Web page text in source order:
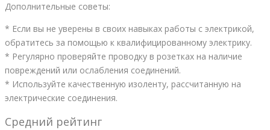
Дополнительные советы:
* Если вы не уверены в своих навыках работы с электрикой,
обратитесь за помощью к квалифицированному электрику.
* Регулярно проверяйте проводку в розетках на наличие
повреждений или ослабления соединений.
* Используйте качественную изоленту, рассчитанную на
электрические соединения.
Средний рейтинг